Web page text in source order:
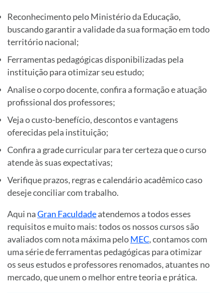
Reconhecimento pelo Ministério da Educação,
buscando garantir a validade da sua formação em todo
território nacional;
Ferramentas pedagógicas disponibilizadas pela
instituição para otimizar seu estudo;
Analise o corpo docente, confira a formação e atuação
profissional dos professores;
Veja o custo-benefício, descontos e vantagens
oferecidas pela instituição;
Confira a grade curricular para ter certeza que o curso
atende às suas expectativas;
Verifique prazos, regras e calendário acadêmico caso
deseje conciliar com trabalho.
Aqui naGran Faculdadeatendemos a todos esses
requisitos e muito mais: todos os nossos cursos são
avaliados com nota máxima peloMEC, contamos com
uma série de ferramentas pedagógicas para otimizar
os seus estudos e professores renomados, atuantes no
mercado, que unem o melhor entre teoria e prática.